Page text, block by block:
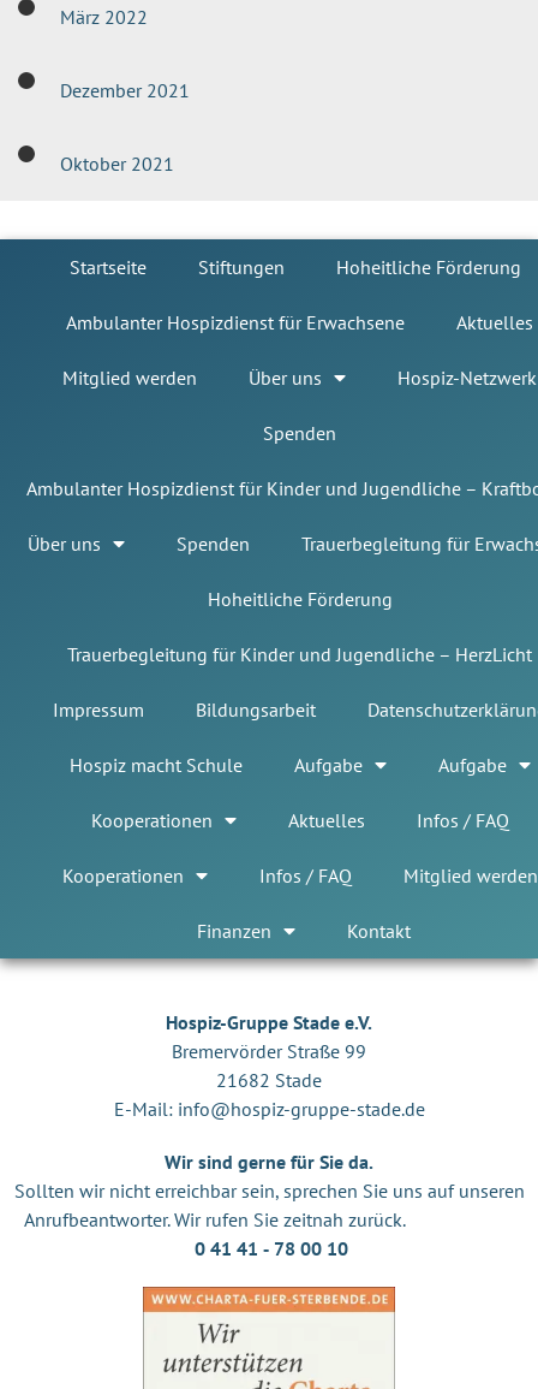
März 2022
Dezember 2021
Oktober 2021
Startseite Stiftungen Hoheitliche Förderung
Ambulanter Hospizdienst für Erwachsene Aktuelles
Mitglied werden Über uns Hospiz-Netzwerk
Spenden
Ambulanter Hospizdienst für Kinder und Jugendliche –
Über uns Spenden Trauerbegleitung für
Hoheitliche Förderung
Trauerbegleitung für Kinder und Jugendliche – HerzLicht
Impressum Bildungsarbeit
Hospiz macht Schule Aufgabe Aufgabe
Kooperationen Aktuelles Infos / FAQ
Kooperationen Infos / FAQ Mitglied werden
Finanzen Kontakt
Hospiz-Gruppe Stade e.V.
Bremervörder Straße 99
21682 Stade
E-Mail: info@hospiz-gruppe-stade.de
Wir sind gerne für Sie da.
Sollten wir nicht erreichbar sein, sprechen Sie uns auf unseren
Anrufbeantworter. Wir rufen Sie zeitnah zurück.
0 41 41 ‐ 78 00 10